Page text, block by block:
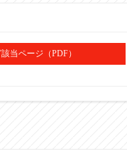
273
当ページ（PDF）